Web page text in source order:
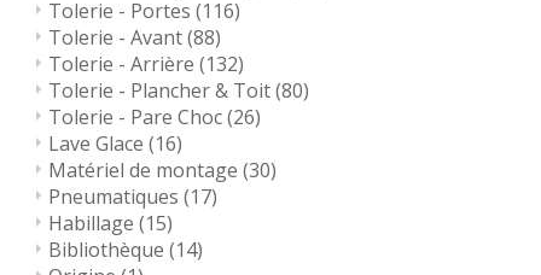
Tolerie - Portes (116)
Tolerie - Avant(88)
Tolerie - Arrière (132)
Tolerie - Plancher & Toit(80)
Tolerie - Pare Choc(26)
Lave Glace (16)
Matériel de montage (30)
Pneumatiques (17)
Habillage (15)
Bibliothèque (14)